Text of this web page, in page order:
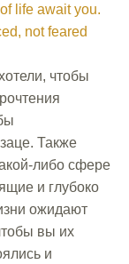
life await you.
not feared
чтобы
Также
либо сфере
и глубоко
ожидают
вы их
и